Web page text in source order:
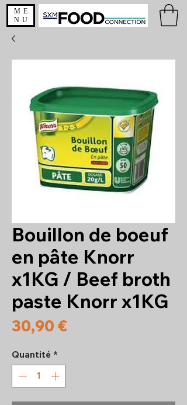
ME
NU
Bouillon de boeuf
en pâte Knorr
x1KG / Beef broth
paste Knorr x1KG
30,90 €
Quantité *